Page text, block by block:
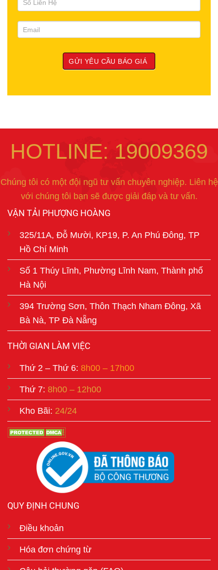
HOTLINE: 19009369
Chúng tôi có một đội ngũ tư vấn chuyên nghiệp. Liên hệ
với chúng tôi bạn sẽ được giải đáp và tư vấn.
VẬN TẢI PHƯỢNG HOÀNG
325/11A, Đỗ Mười, KP19, P. An Phú Đông, TP
Hồ Chí Minh
Số 1 Thúy Lĩnh, Phường Lĩnh Nam, Thành phố
Hà Nội
394 Trường Sơn, Thôn Thạch Nham Đông, Xã
Bà Nà, TP Đà Nẵng
THỜI GIAN LÀM VIỆC
Thứ 2 – Thứ 6: 8h00 – 17h00
Thứ 7: 8h00 – 12h00
Kho Bãi: 24/24
QUY ĐỊNH CHUNG
Điều khoản
Hóa đơn chứng từ